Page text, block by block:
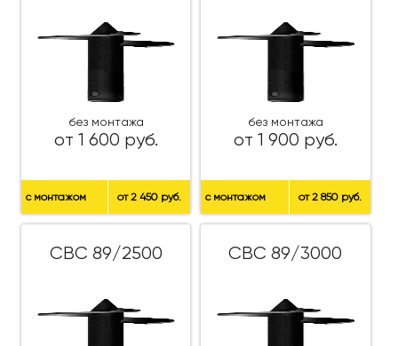
без монтажа
от 1 600 руб.
с монтажом от 2 450 руб.
без монтажа
от 1 900 руб.
с монтажом от 2 850 руб.
СВС 89/2500 СВС 89/3000